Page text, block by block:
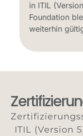
Ende 2026
ITIL (Version